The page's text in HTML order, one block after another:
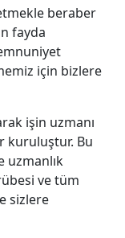
beraber
fayda
için bizlere
işin uzmanı
kuruluştur. Bu
uzmanlık
ve tüm
sizlere